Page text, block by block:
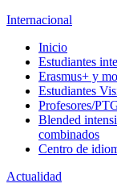
Internacional
Inicio
Estudiantes
Erasmus+ y
Estudiantes
Profesores/
Blended
combinados
Centro de
Actualidad